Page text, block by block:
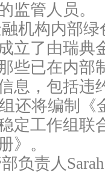
监管人员。
机构内部绿
立了由瑞典
些已在内部
息，包括违
还将编制《
定工作组联
》。
负责人